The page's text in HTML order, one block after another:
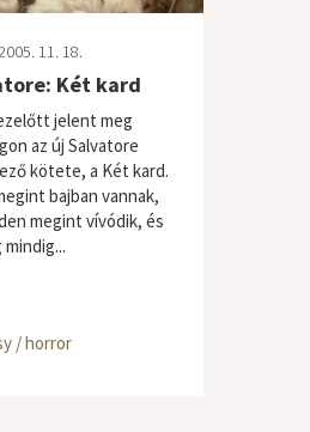
11. 18.
Két kard
jelent meg
az új Salvatore
kötete, a Két kard.
bajban vannak,
megint vívódik, és
/ horror